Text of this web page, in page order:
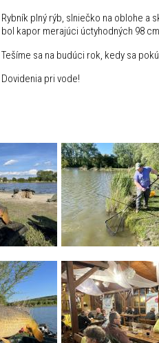
Rybník plný rýb, slniečko na oblohe a
bol kapor merajúci úctyhodných 98
Tešíme sa na budúci rok, kedy sa
Dovidenia pri vode!